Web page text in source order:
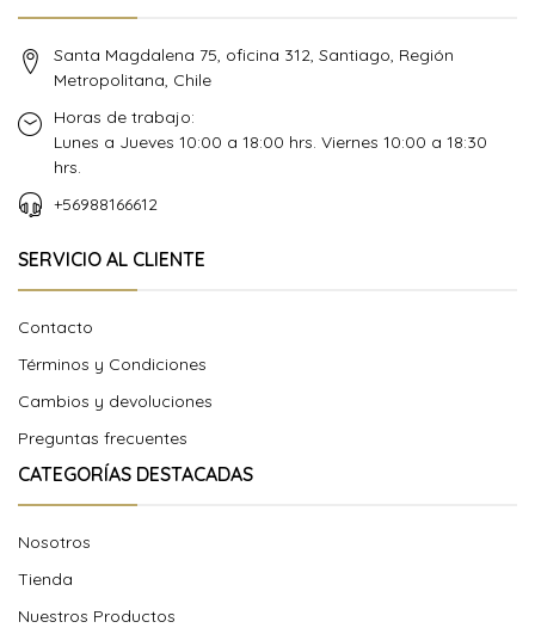
Santa Magdalena 75, oficina 312, Santiago, Región
Metropolitana, Chile
Horas de trabajo:
Lunes a Jueves 10:00 a 18:00 hrs. Viernes 10:00 a 18:30
hrs.
+56988166612
SERVICIO AL CLIENTE
Contacto
Términos y Condiciones
Cambios y devoluciones
Preguntas frecuentes
CATEGORÍAS DESTACADAS
Nosotros
Tienda
Nuestros Productos